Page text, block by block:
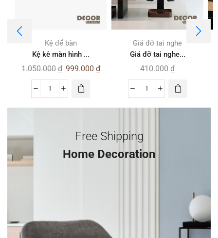
Kệ để bàn
Kệ kê màn hình ...
1.050.000₫ 999.000 ₫
Giá đỡ tai nghe
Giá đỡ tai nghe...
410.000 ₫
Free Shipping
Home Decoration